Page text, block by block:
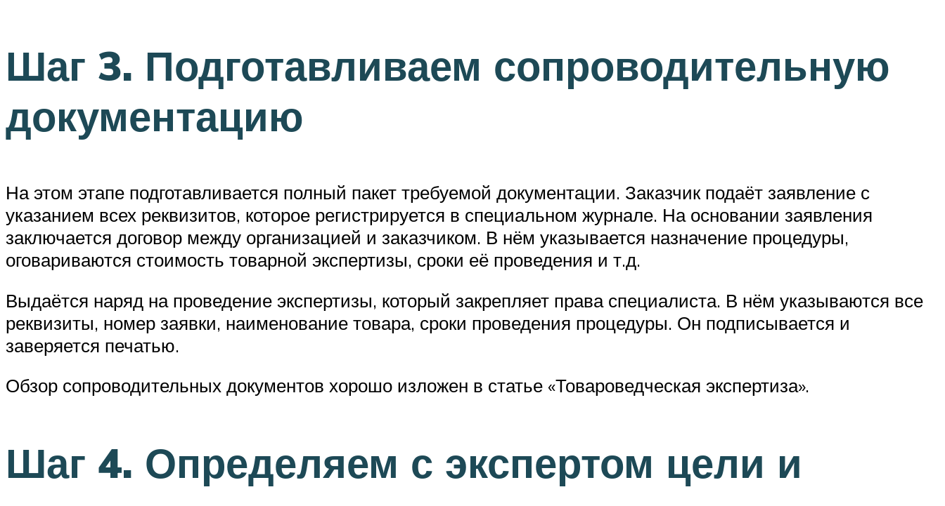
Шаг 3. Подготавливаем сопроводительную
документацию
На этом этапе подготавливается полный пакет требуемой документации. Заказчик подаёт заявление с
указанием всех реквизитов, которое регистрируется в специальном журнале. На основании заявления
заключается договор между организацией и заказчиком. В нём указывается назначение процедуры,
оговариваются стоимость товарной экспертизы, сроки её проведения и т.д.
Выдаётся наряд на проведение экспертизы, который закрепляет права специалиста. В нём указываются все
реквизиты, номер заявки, наименование товара, сроки проведения процедуры. Он подписывается и
заверяется печатью.
Обзор сопроводительных документов хорошо изложен в статье «Товароведческая экспертиза».
Шаг 4. Определяем с экспертом цели и